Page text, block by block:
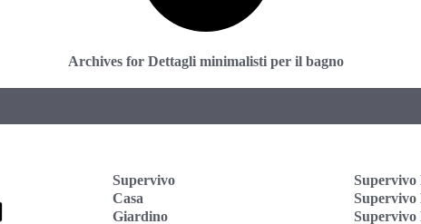
Archives for Dettagli minimalisti per il bagno
Supervivo
Casa
Giardino
Supervivo
Supervivo
Supervivo